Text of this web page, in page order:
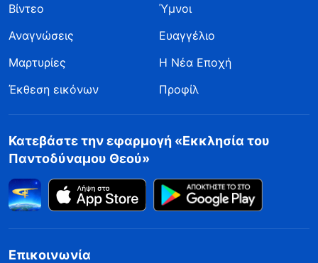
Βίντεο
Ύμνοι
Αναγνώσεις
Ευαγγέλιο
Μαρτυρίες
Η Νέα Εποχή
Έκθεση εικόνων
Προφίλ
Κατεβάστε την εφαρμογή «Εκκλησία του
Παντοδύναμου Θεού»
Επικοινωνία